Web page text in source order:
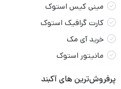
مینی کیس استوک
کارت گرافیک استوک
خرید آی مک
مانیتور استوک
پرفروش‌ترین های آکبند